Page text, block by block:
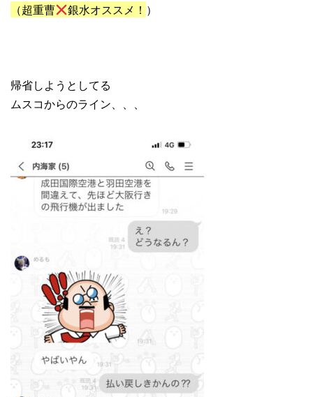
（超重曹
銀水オススメ！ ）
帰省しようとしてる
ムスコからのライン、、、